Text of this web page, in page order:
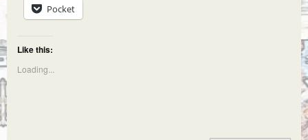
Pocket
Like this:
Loading...